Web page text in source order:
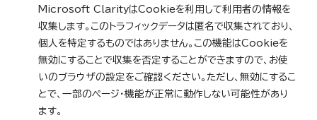
Microsoft ClarityはCookieを利用して利用者の情報を
収集します。このトラフィックデータは匿名で収集されており、
個人を特定するものではありません。この機能はCookieを
無効にすることで収集を否定することができますので、お使
いのブラウザの設定をご確認ください。ただし、無効にするこ
とで、一部のページ・機能が正常に動作しない可能性があり
ます。